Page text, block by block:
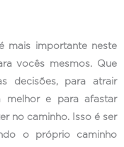
mais importante neste
vocês mesmos. Que
decisões, para atrair
melhor e para afastar
no caminho. Isso é ser
o próprio caminho